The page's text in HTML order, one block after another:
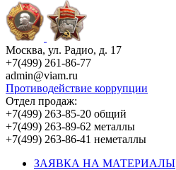
Москва, ул. Радио, д. 17
+7(499) 261-86-77
admin@viam.ru
Противодействие коррупции
Отдел продаж:
+7(499) 263-85-20 общий
+7(499) 263-89-62 металлы
+7(499) 263-86-41 неметаллы
ЗАЯВКА НА МАТЕРИАЛЫ